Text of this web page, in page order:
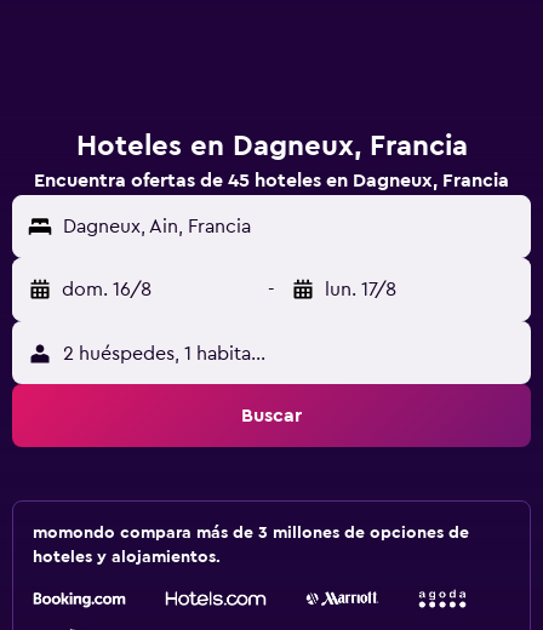
Hoteles en Dagneux, Francia
Encuentra ofertas de 45 hoteles en Dagneux, Francia
Dagneux, Ain, Francia
dom. 16/8 - lun. 17/8
2 huéspedes, 1 habitación
Buscar
momondo compara más de 3 millones de opciones de
hoteles y alojamientos.